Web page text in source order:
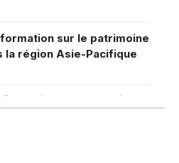
sur le patrimoine
la région Asie-Pacifique
et de travail en